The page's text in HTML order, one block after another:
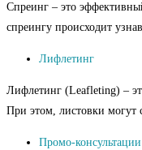
Спреинг – это
спреингу происходит
Лифлетинг
Лифлетинг (Leafleting) –
При этом, листовки могут
Промо-консультации